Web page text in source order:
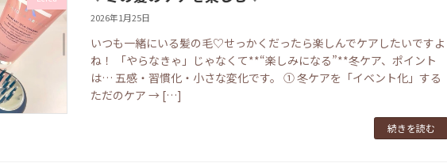
2026年1月25日
いつも一緒にいる髪の毛♡せっかくだったら楽しんでケアしたいですよ
ね！ 「やらなきゃ」じゃなくて**“楽しみになる”**冬ケア、ポイント
は… 五感・習慣化・小さな変化です。 ① 冬ケアを「イベント化」する
ただのケア → […]
続きを読む